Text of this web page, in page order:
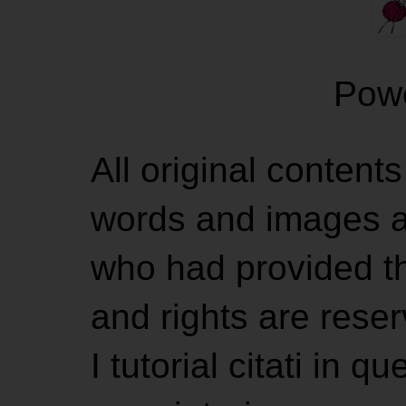
All original
words and images
who had provided
and rights are
I tutorial citati in